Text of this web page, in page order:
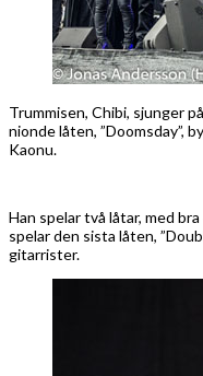
Trummisen, Chibi, sjunger
nionde låten, ”Doomsday”,
Kaonu.
Han spelar två låtar, med
spelar den sista låten,
gitarrister.